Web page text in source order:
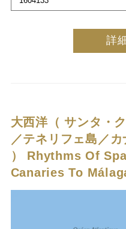
詳
大西洋（ サンタ・
／テネリフェ島／
） Rhythms Of
Canaries To